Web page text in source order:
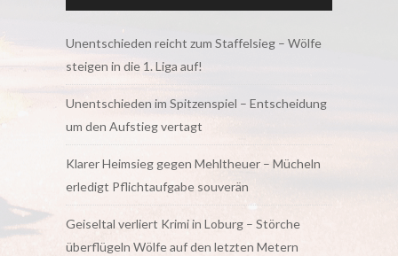
Unentschieden reicht zum Staffelsieg – Wölfe
steigen in die 1. Liga auf!
Unentschieden im Spitzenspiel – Entscheidung
um den Aufstieg vertagt
Klarer Heimsieg gegen Mehltheuer – Mücheln
erledigt Pflichtaufgabe souverän
Geiseltal verliert Krimi in Loburg – Störche
überflügeln Wölfe auf den letzten Metern